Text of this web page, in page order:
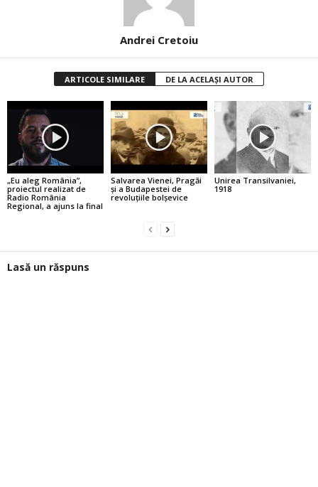
Andrei Cretoiu
ARTICOLE SIMILARE DE LA ACELAȘI AUTOR
„Eu aleg România”,
proiectul realizat de
Radio România
Regional, a ajuns la final
Salvarea Vienei, Pragăi
şi a Budapestei de
revoluţiile bolşevice
Unirea Transilvaniei,
1918
Lasă un răspuns